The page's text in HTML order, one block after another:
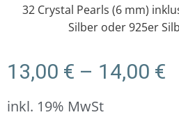
32 Crystal Pearls (6 mm)
Silber oder 925er
13,00 € – 14,00 €
inkl. 19% MwSt